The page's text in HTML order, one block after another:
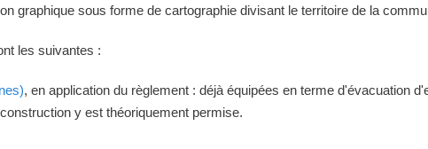
graphique sous forme de cartographie divisant le territoire de la
les suivantes :
, en application du règlement : déjà équipées en terme d'évacuation
y est théoriquement permise.